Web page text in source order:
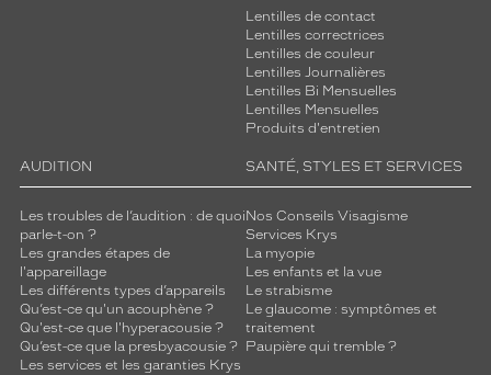
Lentilles de contact
Lentilles correctrices
Lentilles de couleur
Lentilles Journalières
Lentilles Bi Mensuelles
Lentilles Mensuelles
Produits d'entretien
AUDITION
Les troubles de l’audition : de quoi
parle-t-on ?
Les grandes étapes de
l'appareillage
Les différents types d’appareils
Qu’est-ce qu'un acouphène ?
Qu'est-ce que l'hyperacousie ?
Qu’est-ce que la presbyacousie ?
Les services et les garanties Krys
SANTÉ, STYLES ET SERVICES
Nos Conseils Visagisme
Services Krys
La myopie
Les enfants et la vue
Le strabisme
Le glaucome : symptômes et
traitement
Paupière qui tremble ?